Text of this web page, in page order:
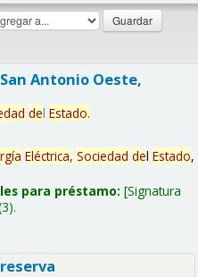
Antonio Oeste,
del Estado.
Eléctrica, Sociedad del Estado,
para préstamo: Signatura